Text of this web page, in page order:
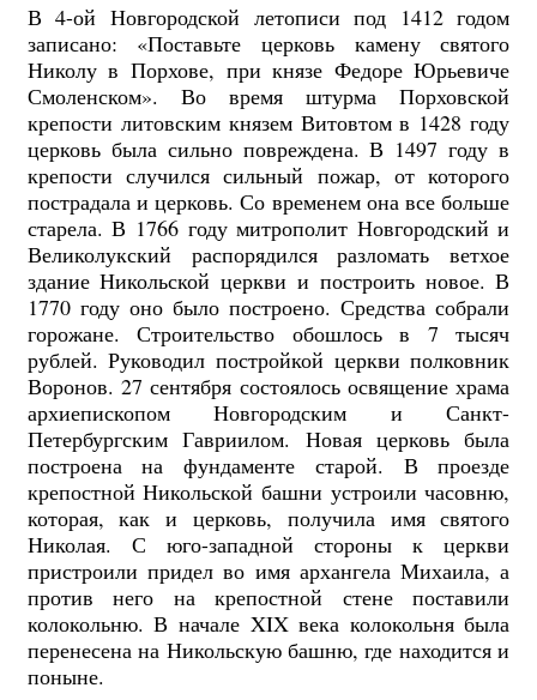
В 4-ой Новгородской летописи под 1412 годом
записано: «Поставьте церковь камену святого
Николу в Порхове, при князе Федоре Юрьевиче
Смоленском». Во время штурма Порховской
крепости литовским князем Витовтом в 1428 году
церковь была сильно повреждена. В 1497 году в
крепости случился сильный пожар, от которого
пострадала и церковь. Со временем она все больше
старела. В 1766 году митрополит Новгородский и
Великолукский распорядился разломать ветхое
здание Никольской церкви и построить новое. В
1770 году оно было построено. Средства собрали
горожане. Строительство обошлось в 7 тысяч
рублей. Руководил постройкой церкви полковник
Воронов. 27 сентября состоялось освящение храма
архиепископом Новгородским и Санкт-
Петербургским Гавриилом. Новая церковь была
построена на фундаменте старой. В проезде
крепостной Никольской башни устроили часовню,
которая, как и церковь, получила имя святого
Николая. С юго-западной стороны к церкви
пристроили придел во имя архангела Михаила, а
против него на крепостной стене поставили
колокольню. В начале XIX века колокольня была
перенесена на Никольскую башню, где находится и
поныне.